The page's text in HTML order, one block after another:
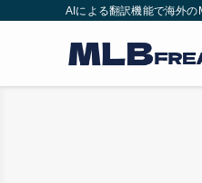
AIによる翻訳機能で海外